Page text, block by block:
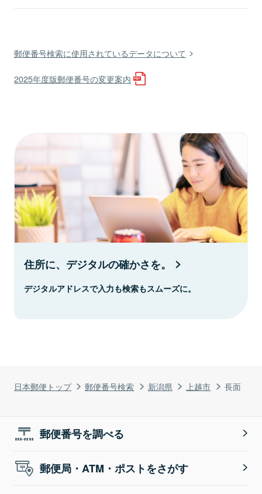
日本郵便トップ 郵便番号検索 新潟県 上越市 長面
郵便番号検索に使用されているデータについて
2025年度版郵便番号の変更案内
住所に、デジタルの確かさを。
デジタルアドレスで入力も検索もスムーズに。
郵便番号を調べる
郵便局・ATM・ポストをさがす